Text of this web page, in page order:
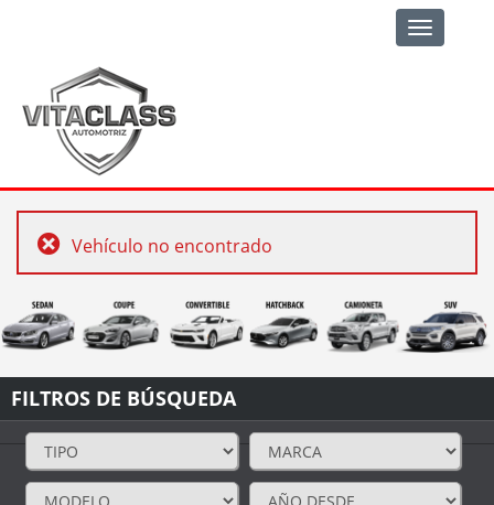
Toggle
navigation
Vehículo no encontrado
FILTROS DE BÚSQUEDA